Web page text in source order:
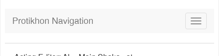
Toggle
Protikhon Navigation